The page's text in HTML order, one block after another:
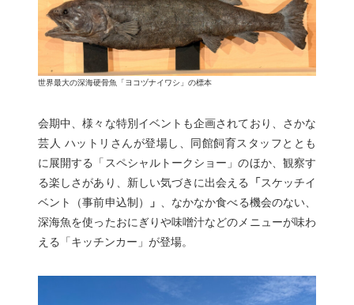
世界最大の深海硬骨魚「ヨコヅナイワシ」の標本
会期中、様々な特別イベントも企画されており、さかな
芸人 ハットリさんが登場し、同館飼育スタッフととも
に展開する「スペシャルトークショー」のほか、観察す
る楽しさがあり、新しい気づきに出会える
「スケッチイ
ベント（事前申込制）
」
、なかなか食べる機会のない、
深海魚を使ったおにぎりや味噌汁などのメニューが味わ
える「キッチンカー」が登場。